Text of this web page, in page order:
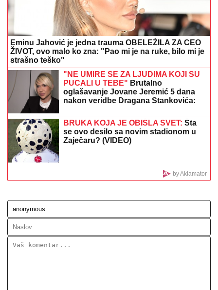
STRAVIČNA NESREĆA KOD JASENOVIKA!Strahuje
se da ima TEŠKO POVREĐENIH, sve vrvi od policije i
Hitne pomoći (FOTO)
Milena Popović nikad
emotivnija! Javno se obratila Igoru